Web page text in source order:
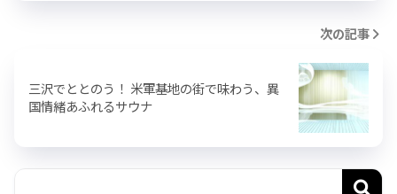
次の記事
三沢でととのう！ 米軍基地の街で味わう、異
国情緒あふれるサウナ